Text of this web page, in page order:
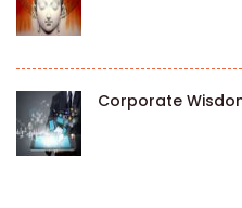
Corporate